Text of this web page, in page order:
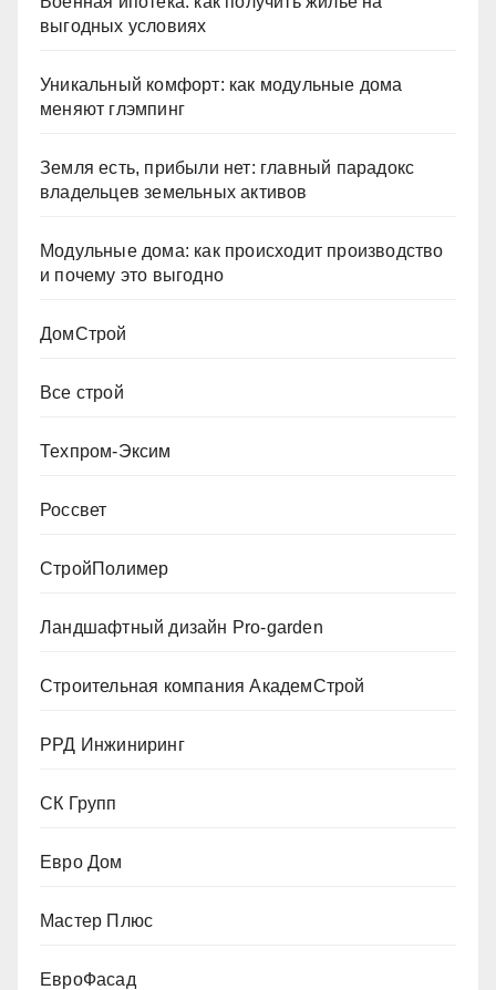
выгодных условиях
Уникальный комфорт: как модульные дома
меняют глэмпинг
Земля есть, прибыли нет: главный парадокс
владельцев земельных активов
Модульные дома: как происходит производство
и почему это выгодно
ДомСтрой
Все строй
Техпром-Эксим
Россвет
СтройПолимер
Ландшафтный дизайн Pro-garden
Строительная компания АкадемСтрой
РРД Инжиниринг
СК Групп
Евро Дом
Мастер Плюс
ЕвроФасад